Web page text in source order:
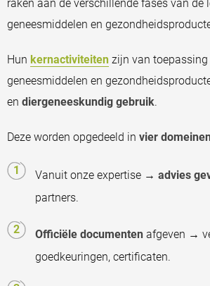
raken aan de verschillende fases van de
geneesmiddelen en
Hun kernactiviteiten zijn van
geneesmiddelen en
en diergeneeskundig gebruik.
Deze worden opgedeeld in vier domeinen
Vanuit onze expertise → advies
partners.
Officiële documenten afgeven →
goedkeuringen, certificaten.